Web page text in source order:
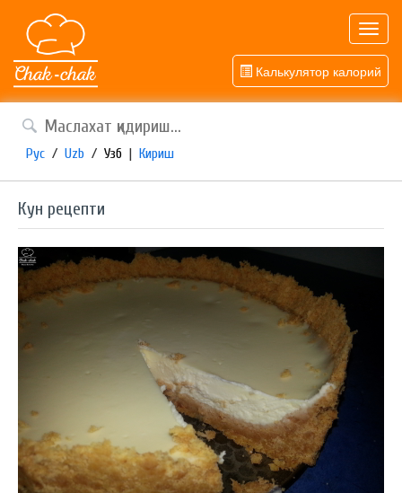
Калькулятор калорий
Рус / Uzb / Узб | Кириш
Кун рецепти